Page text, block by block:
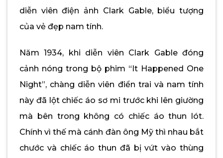
diễn viên điện ảnh Clark Gable, biểu tượng
của vẻ đẹp nam tính.
Năm 1934, khi diễn viên Clark Gable đóng
cảnh nóng trong bộ phim “It Happened One
Night”, chàng diễn viên điển trai và nam tính
này đã lột chiếc áo sơ mi trước khi lên giường
mà bên trong không có chiếc áo thun lót.
Chính vì thế mà cánh đàn ông Mỹ thì nhau bắt
chước và chiếc áo thun đã bị vứt vào thùng